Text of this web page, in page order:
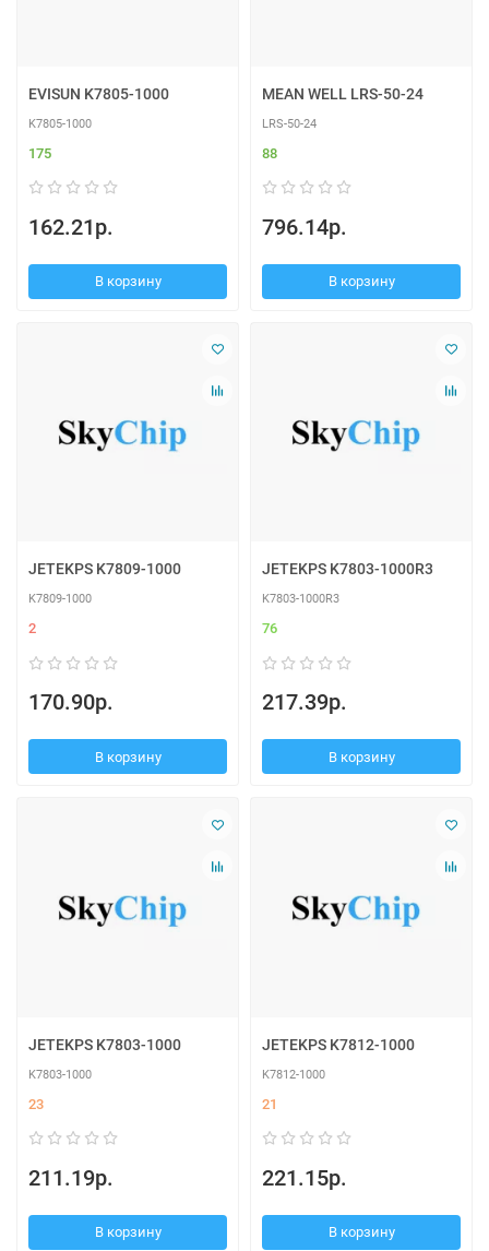
EVISUN K7805-1000
K7805-1000
175
162.21р.
В корзину
MEAN WELL LRS-50-24
LRS-50-24
88
796.14р.
В корзину
JETEKPS K7809-1000
K7809-1000
2
170.90р.
В корзину
JETEKPS K7803-1000R3
K7803-1000R3
76
217.39р.
В корзину
JETEKPS K7803-1000
K7803-1000
23
211.19р.
В корзину
JETEKPS K7812-1000
K7812-1000
21
221.15р.
В корзину